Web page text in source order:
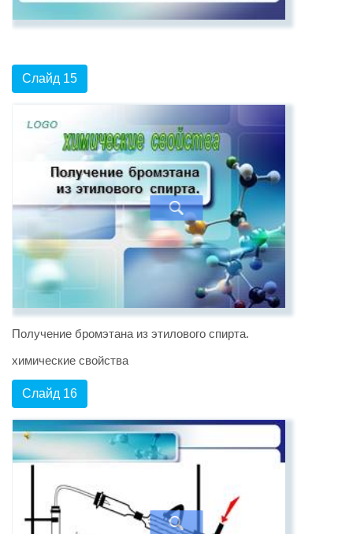
Слайд 15
Получение бромэтана из этилового спирта.
химические свойства
Слайд 16